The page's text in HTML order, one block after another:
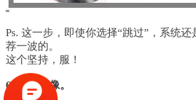
Ps. 这一步，即使你选择“跳过”，系统
荐一波的。
这个坚持，服！
6. 添加头像。